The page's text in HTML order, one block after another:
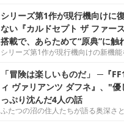
シリーズ第1作が現行機向けに
ない『カルドセプト ザ ファー
搭載で、あらためて“原典”に触
シリーズ第1作が現行機向けの新機能
「冒険は楽しいものだ」 ─『
ィ ヴァリアンツ ダフネ』、"
っぷり沈んだ4人の話
ふたつの沼の住人たちが語る奥深さと